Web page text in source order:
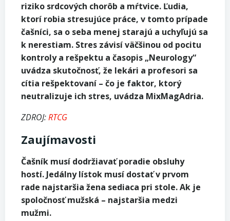
riziko srdcových chorôb a mŕtvice. Ľudia,
ktorí robia stresujúce práce, v tomto prípade
čašníci, sa o seba menej starajú a uchyľujú sa
k nerestiam. Stres závisí väčšinou od pocitu
kontroly a rešpektu a časopis „Neurology“
uvádza skutočnosť, že lekári a profesori sa
cítia rešpektovaní – čo je faktor, ktorý
neutralizuje ich stres, uvádza MixMagAdria.
ZDROJ:RTCG
Zaujímavosti
Čašník musí dodržiavať poradie obsluhy
hostí. Jedálny lístok musí dostať v prvom
rade najstaršia žena sediaca pri stole. Ak je
spoločnosť mužská – najstaršia medzi
mužmi.